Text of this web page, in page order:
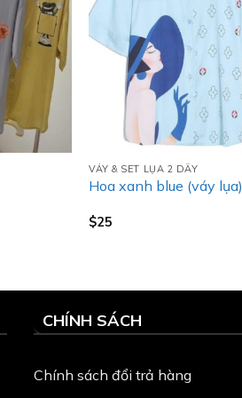
VÁY & SET LỤA 2 DÂY
Hoa xanh blue (váy lụa)
$25
CHÍNH SÁCH
Chính sách đổi trả hàng